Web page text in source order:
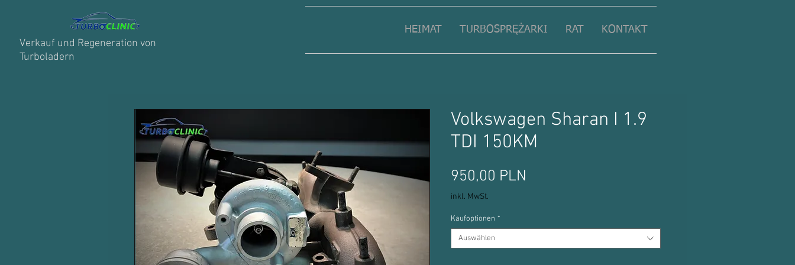
Verkauf und Regeneration von
Turboladern
HEIMAT TURBOSPRĘŻARKI RAT KONTAKT
Volkswagen Sharan I 1.9
TDI 150KM
950,00 PLN
inkl. MwSt.
Kaufoptionen *
Auswählen